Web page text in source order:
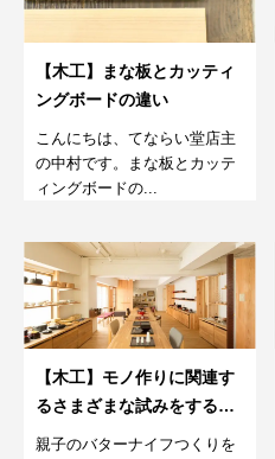
【木工】まな板とカッティ
ングボードの違い
こんにちは、てならい堂店主
の中村です。まな板とカッテ
ィングボードの...
【木工】モノ作りに関連す
るさまざまな試みをする場
「モノ・モノ」
親子のバターナイフつくりを